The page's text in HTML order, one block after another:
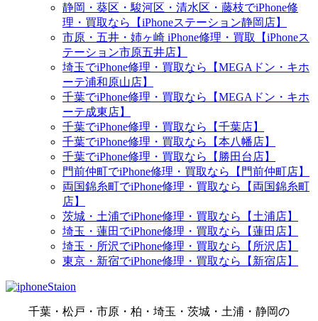
静岡・葵区・駿河区・清水区・藤枝でiPhone修
理・買取なら【iPhoneステーション静岡店】
市原・五井・姉ヶ崎 iPhone修理・買取【iPhoneス
テーション市原五井店】
埼玉でiPhone修理・買取なら【MEGAドン・キホ
ーテ浦和原山店】
千葉でiPhone修理・買取なら【MEGAドン・キホ
ーテ成東店】
千葉でiPhone修理・買取なら【千葉店】
千葉でiPhone修理・買取なら【本八幡店】
千葉でiPhone修理・買取なら【勝田台店】
門前仲町でiPhone修理・買取なら【門前仲町店】
両国錦糸町でiPhone修理・買取なら【両国錦糸町
店】
茨城・土浦でiPhone修理・買取なら【土浦店】
埼玉・蓮田でiPhone修理・買取なら【蓮田店】
埼玉・所沢でiPhone修理・買取なら【所沢店】
東京・新宿でiPhone修理・買取なら【新宿店】
千葉・松戸・市原・柏・埼玉・茨城・土浦・静岡の